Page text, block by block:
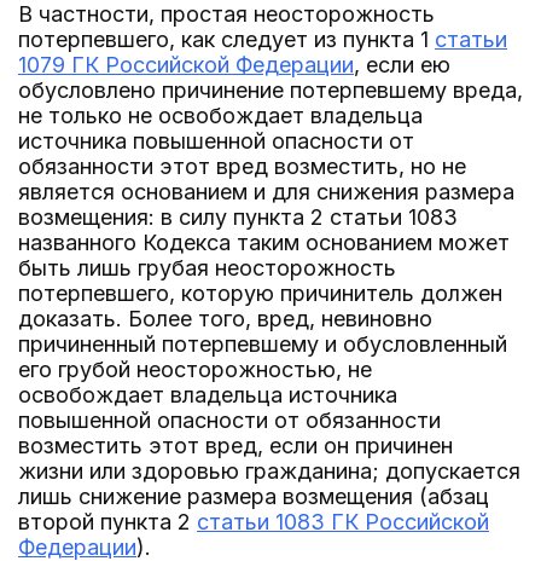
В частности, простая неосторожность
потерпевшего, как следует из пункта 1 статьи
1079 ГК Российской Федерации, если ею
обусловлено причинение потерпевшему вреда,
не только не освобождает владельца
источника повышенной опасности от
обязанности этот вред возместить, но не
является основанием и для снижения размера
возмещения: в силу пункта 2 статьи 1083
названного Кодекса таким основанием может
быть лишь грубая неосторожность
потерпевшего, которую причинитель должен
доказать. Более того, вред, невиновно
причиненный потерпевшему и обусловленный
его грубой неосторожностью, не
освобождает владельца источника
повышенной опасности от обязанности
возместить этот вред, если он причинен
жизни или здоровью гражданина; допускается
лишь снижение размера возмещения (абзац
второй пункта 2 статьи 1083 ГК Российской
Федерации).